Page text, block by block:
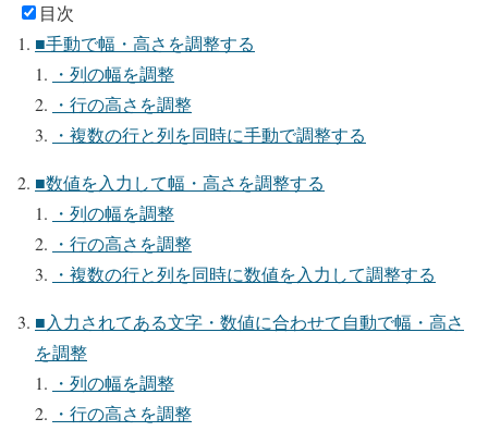
目次
■手動で幅・高さを調整する
・列の幅を調整
・行の高さを調整
・複数の行と列を同時に手動で調整する
■数値を入力して幅・高さを調整する
・列の幅を調整
・行の高さを調整
・複数の行と列を同時に数値を入力して調整する
■入力されてある文字・数値に合わせて自動で幅・高さ
を調整
・列の幅を調整
・行の高さを調整